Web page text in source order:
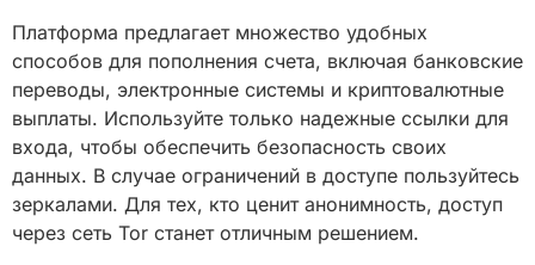
Платформа предлагает множество удобных
способов для пополнения счета, включая банковские
переводы, электронные системы и криптовалютные
выплаты. Используйте только надежные ссылки для
входа, чтобы обеспечить безопасность своих
данных. В случае ограничений в доступе пользуйтесь
зеркалами. Для тех, кто ценит анонимность, доступ
через сеть Tor станет отличным решением.